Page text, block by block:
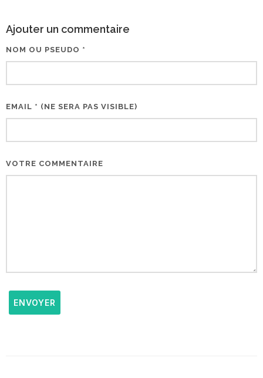
Ajouter un commentaire
NOM OU PSEUDO *
EMAIL * (NE SERA PAS VISIBLE)
VOTRE COMMENTAIRE
ENVOYER